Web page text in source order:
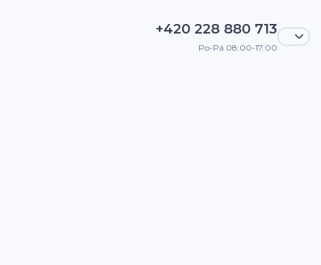
+420 228 880 713
Po-Pá 08:00-17:00